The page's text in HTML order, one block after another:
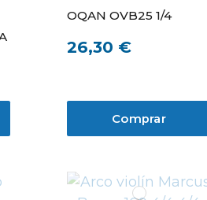
OQAN OVB25 1/4
26,30 €
Comprar